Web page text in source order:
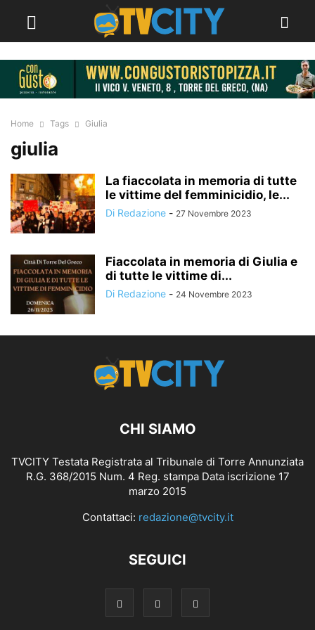
Home Tags Giulia
giulia
La fiaccolata in memoria di tutte
le vittime del femminicidio, le...
Di Redazione - 27 Novembre 2023
Fiaccolata in memoria di Giulia e
di tutte le vittime di...
Di Redazione - 24 Novembre 2023
CHI SIAMO
TVCITY Testata Registrata al Tribunale di Torre Annunziata
R.G. 368/2015 Num. 4 Reg. stampa Data iscrizione 17
marzo 2015
Contattaci: redazione@tvcity.it
SEGUICI